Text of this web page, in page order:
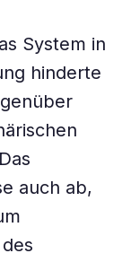
System in
hinderte
auch ab,